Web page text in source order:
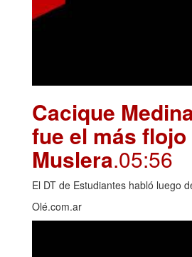
Cacique
fue el más
Muslera.05:56
El DT de Estudiantes habló luego
Olé.com.ar